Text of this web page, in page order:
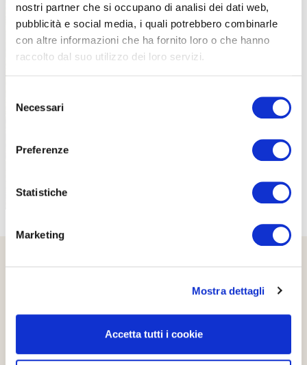
nostri partner che si occupano di analisi dei dati web,
pubblicità e social media, i quali potrebbero combinarle
con altre informazioni che ha fornito loro o che hanno
raccolto dal suo utilizzo dei loro servizi.
delNecessari
Preferenze
Statistiche
Marketing
Mostra dettagli
Accetta tutti i cookie